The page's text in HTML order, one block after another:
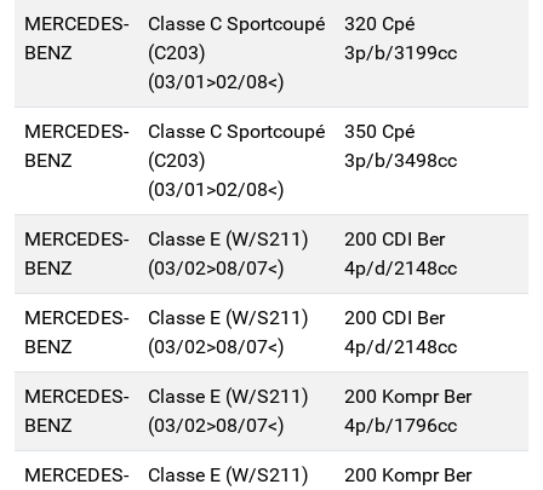
MERCEDES-
BENZ
Classe C Sportcoupé
(C203)
(03/01>02/08<)
320 Cpé
3p/b/3199cc
MERCEDES-
BENZ
Classe C Sportcoupé
(C203)
(03/01>02/08<)
350 Cpé
3p/b/3498cc
MERCEDES-
BENZ
Classe E (W/S211)
(03/02>08/07<)
200 CDI Ber
4p/d/2148cc
MERCEDES-
BENZ
Classe E (W/S211)
(03/02>08/07<)
200 CDI Ber
4p/d/2148cc
MERCEDES-
BENZ
Classe E (W/S211)
(03/02>08/07<)
200 Kompr Ber
4p/b/1796cc
MERCEDES-
Classe E (W/S211)
200 Kompr Ber